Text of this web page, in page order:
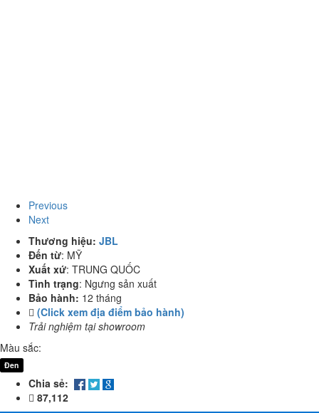
Previous
Next
Thương hiệu: JBL
Đến từ: MỸ
Xuất xứ: TRUNG QUỐC
Tình trạng: Ngưng sản xuất
Bảo hành: 12 tháng
(Click xem địa điểm bảo hành)
Trải nghiệm tại showroom
Màu sắc:
Đen
Chia sẻ:
87,112